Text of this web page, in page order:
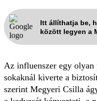
Itt állíthatja be,
között legyen a
Az influenszer egy
sokaknál kiverte a
szerint Megyeri Csilla